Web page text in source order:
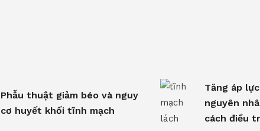
Phẫu thuật giảm béo và nguy
cơ huyết khối tĩnh mạch
Tăng áp
nguyên
cách điều